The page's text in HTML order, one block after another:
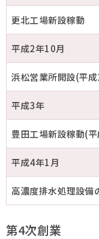
更北工場新設稼動
平成2年10月
浜松営業所開設(平
平成3年
豊田工場新設稼動(
平成4年1月
高濃度排水処理設備
第4次創業